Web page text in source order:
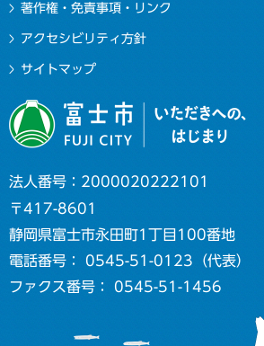
著作権・免責事項・リンク
アクセシビリティ方針
サイトマップ
法人番号：2000020222101
〒417-8601
静岡県富士市永田町1丁目100番地
電話番号： 0545-51-0123（代表）
ファクス番号： 0545-51-1456